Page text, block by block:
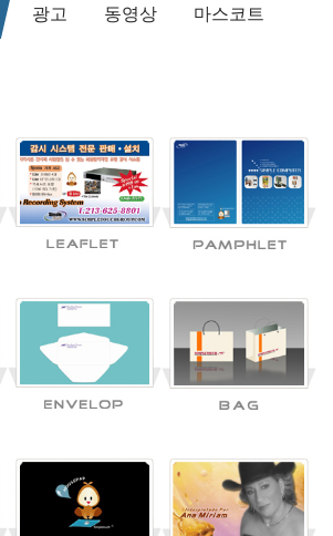
광고 동영상
마스코트